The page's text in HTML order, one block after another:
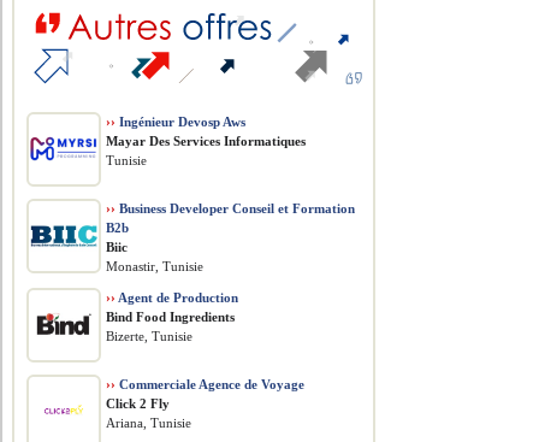
›› Ingénieur Devosp Aws
Mayar Des Services Informatiques
Tunisie
›› Business Developer Conseil et Formation
B2b
Biic
Monastir, Tunisie
›› Agent de Production
Bind Food Ingredients
Bizerte, Tunisie
›› Commerciale Agence de Voyage
Click 2 Fly
Ariana, Tunisie